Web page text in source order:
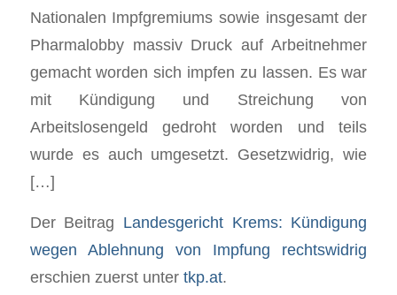
Nationalen Impfgremiums sowie insgesamt der
Pharmalobby massiv Druck auf Arbeitnehmer
gemacht worden sich impfen zu lassen. Es war
mit Kündigung und Streichung von
Arbeitslosengeld gedroht worden und teils
wurde es auch umgesetzt. Gesetzwidrig, wie
[…]
Der Beitrag Landesgericht Krems: Kündigung
wegen Ablehnung von Impfung rechtswidrig
erschien zuerst unter tkp.at.